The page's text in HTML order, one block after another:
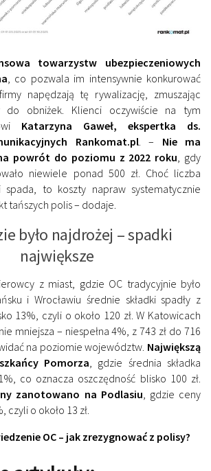
towarzystw ubezpieczeniowych
, co pozwala im intensywnie konkurować
napędzają tę rywalizację, zmuszając
do obniżek. Klienci oczywiście na tym
Katarzyna Gaweł, ekspertka ds.
Rankomat.pl. – Nie ma
powrót do poziomu z 2022 roku, gdy
niewiele ponad 500 zł. Choć liczba
to koszty napraw systematycznie
tańszych polis – dodaje.
było najdrożej – spadki
największe
z miast, gdzie OC tradycyjnie było
i Wrocławiu średnie składki spadły z
13%, czyli o około 120 zł. W Katowicach
mniejsza – niespełna 4%, z 743 zł do 716
na poziomie województw. Największą
Pomorza, gdzie średnia składka
co oznacza oszczędność blisko 100 zł.
zanotowano na Podlasiu, gdzie ceny
czyli o około 13 zł.
OC – jak zrezygnować z polisy?